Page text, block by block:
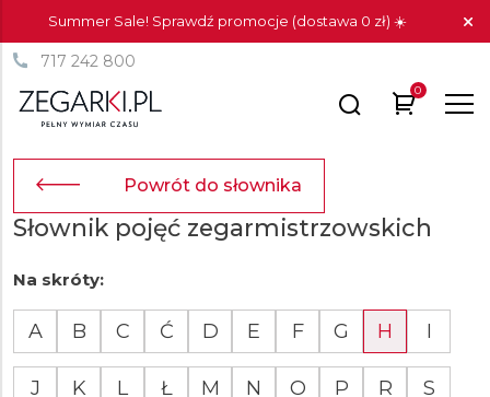
Summer Sale! Sprawdź promocje (dostawa 0 zł) ☀️
717 242 800
0
Powrót do słownika
Słownik pojęć zegarmistrzowskich
Na skróty:
A B C Ć D E F G H I
J K L Ł M N O P R S